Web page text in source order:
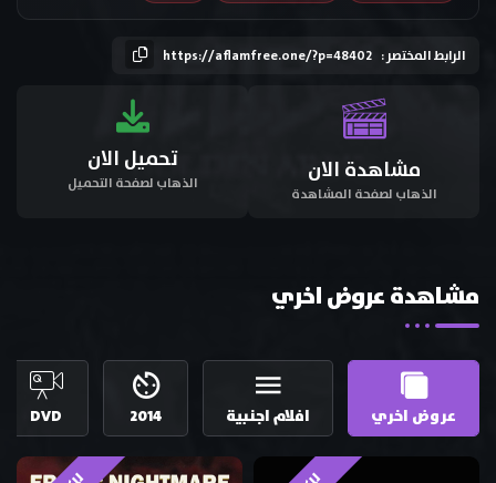
الرابط المختصر : https://aflamfree.one/?p=48402
مشاهدة الان
الذهاب لصفحة المشاهدة
تحميل الان
الذهاب لصفحة التحميل
مشاهدة عروض اخري
عروض اخري افلام اجنبية 2014
DVD